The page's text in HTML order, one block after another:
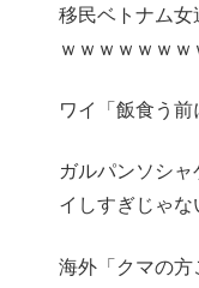
移民ベトナム女
ｗｗｗｗｗｗ
ワイ「飯食う前
ガルパンソシ
イしすぎじゃな
海外「クマの方